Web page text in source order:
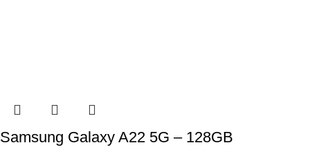
Samsung Galaxy A22 5G – 128GB